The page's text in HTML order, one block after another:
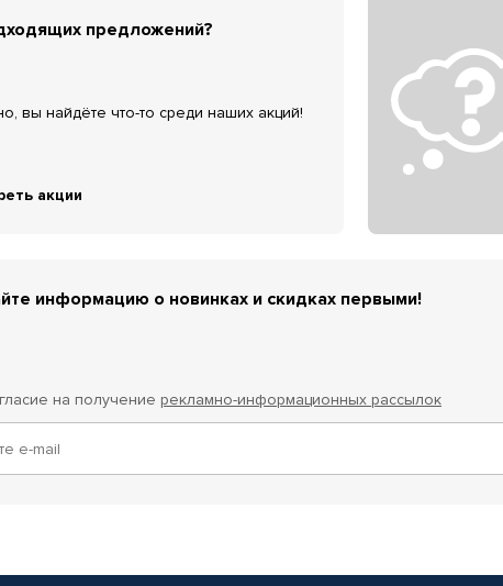
предложений?
вы найдёте что-то среди наших акций!
акции
информацию о новинках и скидках первыми!
на получение рекламно-информационных рассылок